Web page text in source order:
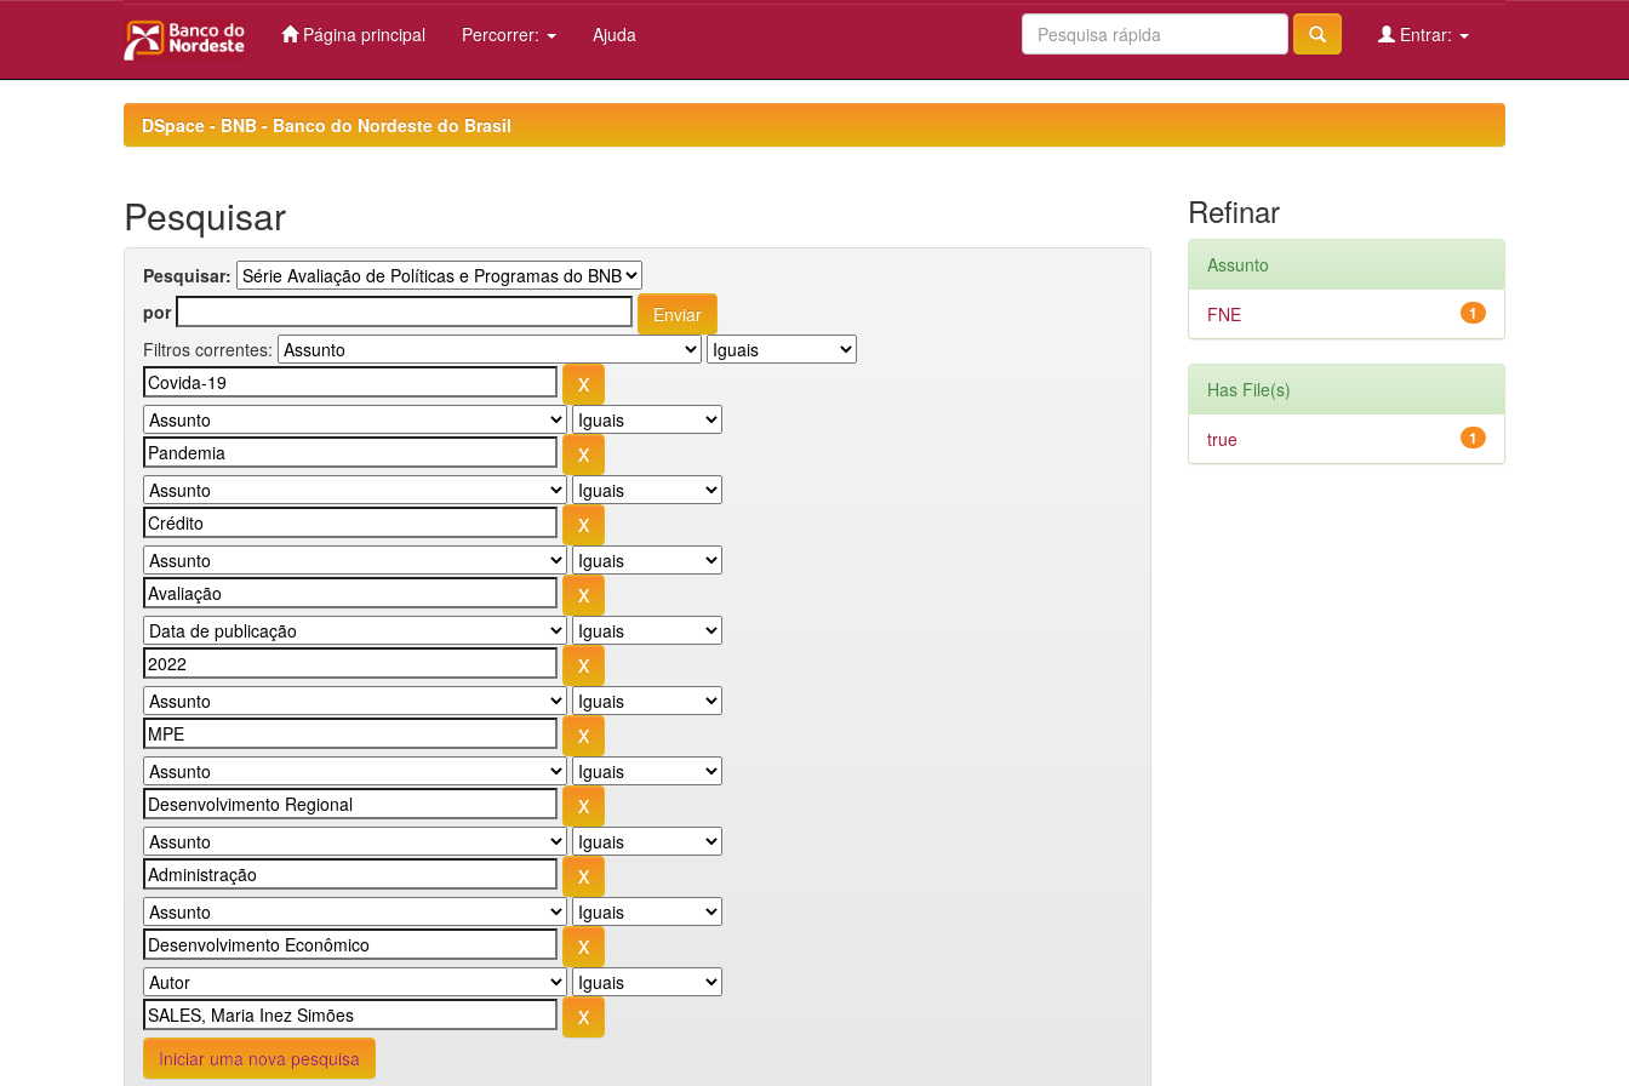
Página principal Percorrer: Ajuda Entrar:
DSpace - BNB - Banco do Nordeste do Brasil
Pesquisar
Pesquisar:
por
Filtros correntes:
Iniciar uma nova pesquisa
Refinar
Assunto
1
FNE
Has File(s)
1
true